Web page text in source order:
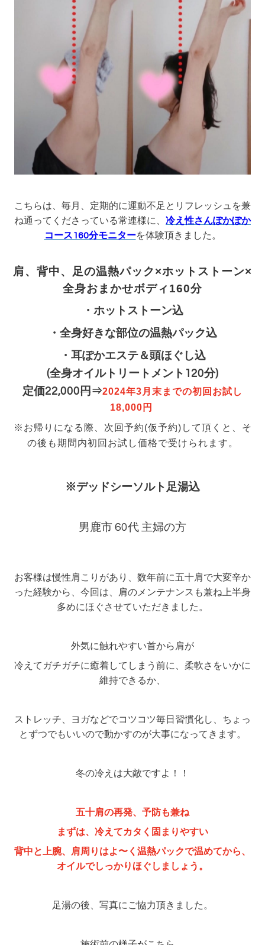
こちらは、毎月、定期的に運動不足とリフレッシュを兼
ね通ってくださっている常連様に、 冷え性さんぽかぽか
コース160分モニターを体験頂きました。
肩、背中、足の温熱パック×ホットストーン×
全身おまかせボディ160分
・ホットストーン込
・全身好きな部位の温熱パック込
・耳ぽかエステ＆頭ほぐし込
(全身オイルトリートメント120分)
定価22,000円⇒2024年3月末までの初回お試し
18,000円
※お帰りになる際、次回予約(仮予約)して頂くと、そ
の後も期間内初回お試し価格で受けられます。
※デッドシーソルト足湯込
男鹿市 60代 主婦の方
お客様は慢性肩こりがあり、数年前に五十肩で大変辛か
った経験から、今回は、肩のメンテナンスも兼ね上半身
多めにほぐさせていただきました。
外気に触れやすい首から肩が
冷えてガチガチに癒着してしまう前に、柔軟さをいかに
維持できるか、
ストレッチ、ヨガなどでコツコツ毎日習慣化し、ちょっ
とずつでもいいので動かすのが大事になってきます。
冬の冷えは大敵ですよ！！
五十肩の再発、予防も兼ね
まずは、冷えてカタく固まりやすい
背中と上腕、肩周りはよ〜く温熱パックで温めてから、
オイルでしっかりほぐしましょう。
足湯の後、写真にご協力頂きました。